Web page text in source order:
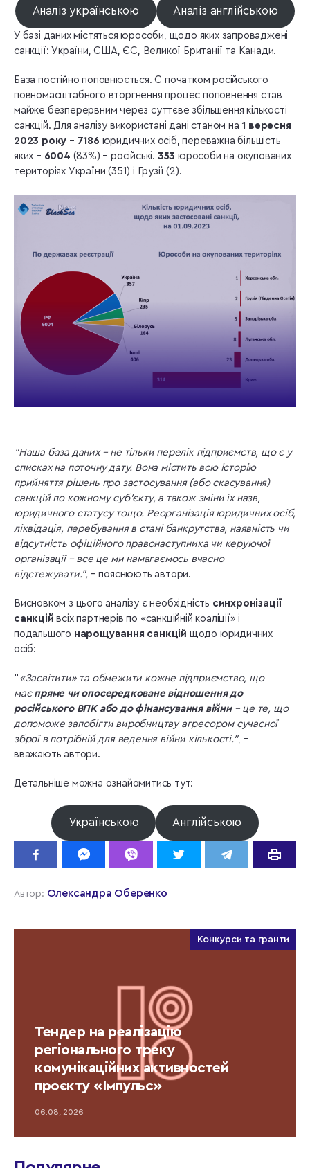
Аналіз українською Аналіз англійською
У базі даних містяться юрособи, щодо яких запроваджені
санкції: України, США, ЄС, Великої Британії та Канади.
База постійно поповнюється. С початком російського
повномасштабного вторгнення процес поповнення став
майже безперервним через суттєве збільшення кількості
санкцій. Для аналізу використані дані станом на1 вересня
2023 року – 7186 юридичних осіб, переважна більшість
яких – 6004 (83%) – російські. 353юрособи на окупованих
територіях України (351) і Грузії (2).
“Наша база даних – не тільки перелік підприємств, що є у
списках на поточну дату. Вона містить всю історію
прийняття рішень про застосування (або скасування)
санкцій по кожному суб’єкту, а також зміни їх назв,
юридичного статусу тощо. Реорганізація юридичних осіб,
ліквідація, перебування в стані банкрутства, наявність чи
відсутність офіційного правонаступника чи керуючої
організації – все це ми намагаємось вчасно
відстежувати.”, – пояснюють автори.
Висновком з цього аналізу є необхідність синхронізації
санкцій всіх партнерів по «санкційній коаліції» і
подальшого нарощування санкцій щодо юридичних
осіб:
“ «Засвітити» та обмежити кожне підприємство, що
має пряме чи опосередковане відношення до
російського ВПК або до фінансування війни– це те, що
допоможе запобігти виробництву агресором сучасної
зброї в потрібній для ведення війни кількості.”, –
вважають автори.
Детальніше можна ознайомитись тут:
Українською Англійською
Автор: Олександра Оберенко
Конкурси та гранти
Тендер на реалізацію
регіонального треку
комунікаційних активностей
проєкту «Імпульс»
06.08, 2026